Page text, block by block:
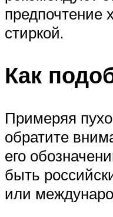
предпочтение
стиркой.
Как
Примеряя
обратите
его
быть
или